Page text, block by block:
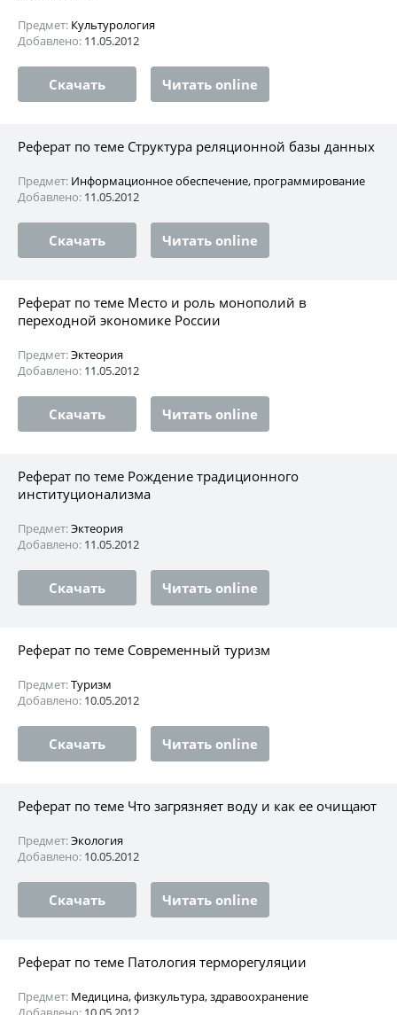
Предмет: Культурология
Добавлено: 11.05.2012
Скачать Читать online
Реферат по теме Структура реляционной базы данных
Предмет: Информационное обеспечение, программирование
Добавлено: 11.05.2012
Скачать Читать online
Реферат по теме Место и роль монополий в
переходной экономике России
Предмет:Эктеория
Добавлено: 11.05.2012
Скачать Читать online
Реферат по теме Рождение традиционного
институционализма
Предмет:Эктеория
Добавлено: 11.05.2012
Скачать Читать online
Реферат по теме Современный туризм
Предмет:Туризм
Добавлено: 10.05.2012
Скачать Читать online
Реферат по теме Что загрязняет воду и как ее очищают
Предмет:Экология
Добавлено: 10.05.2012
Скачать Читать online
Реферат по теме Патология терморегуляции
Предмет: Медицина, физкультура, здравоохранение